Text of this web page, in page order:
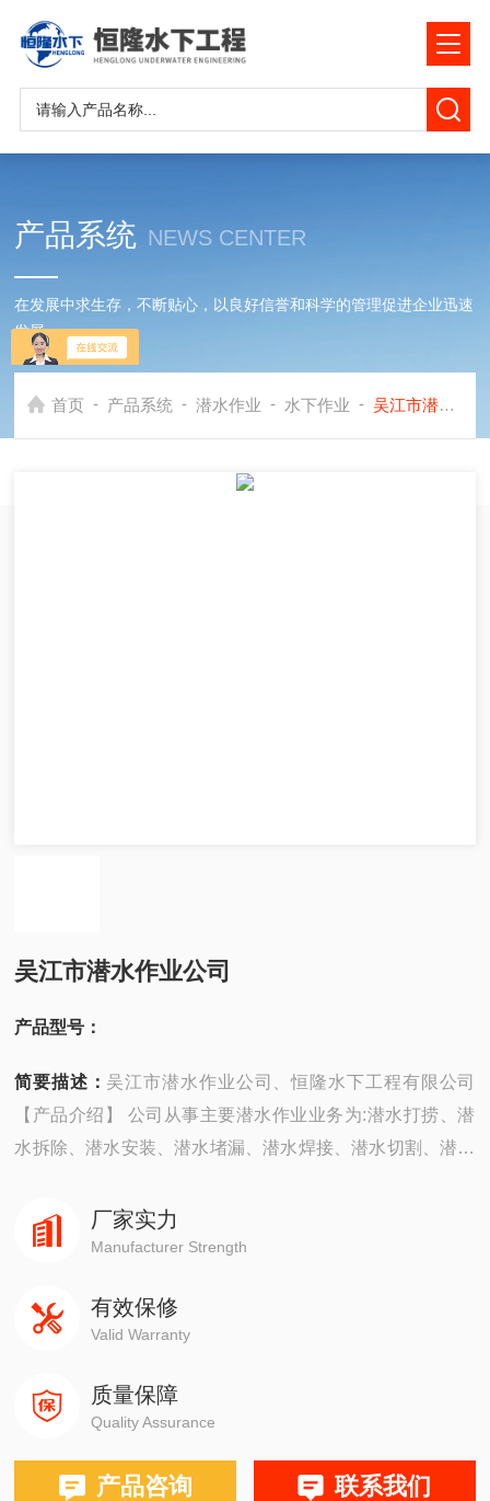
产品系统 NEWS CENTER
在发展中求生存，不断贴心，以良好信誉和科学的管理促进企业迅速
发展
首页 - 产品系统 - 潜水作业 - 水下作业 - 吴江市潜水作业公司
吴江市潜水作业公司
产品型号：
简要描述： 吴江市潜水作业公司、恒隆水下工程有限公司
【产品介绍】 公司从事主要潜水作业业务为:潜水打捞、潜
水拆除、潜水安装、潜水堵漏、潜水焊接、潜水切割、潜水
堵、潜水钻孔、潜水检查、水下爆破。 ...
厂家实力
Manufacturer Strength
有效保修
Valid Warranty
质量保障
Quality Assurance
产品咨询 联系我们